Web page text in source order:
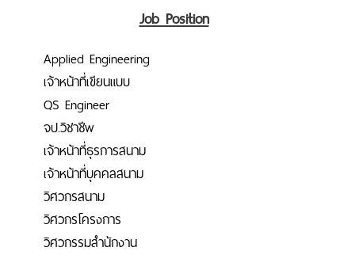
Job Position
Applied Engineering
เจ้าหน้าที่เขียนแบบ
QS Engineer
จป.วิชาชีพ
เจ้าหน้าที่ธุรการสนาม
เจ้าหน้าที่บุคคลสนาม
วิศวกรสนาม
วิศวกรโครงการ
วิศวกรรมสำนักงาน